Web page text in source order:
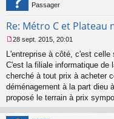
Passager
Re: Métro C et Plateau
e
s
s
a
g
e
n
28 sept. 2015, 20:01
L'entreprise à côté, c'est
C'est la filiale informatique de
cherché à tout prix à acheter
déménagement à la part dieu
proposé le terrain à prix